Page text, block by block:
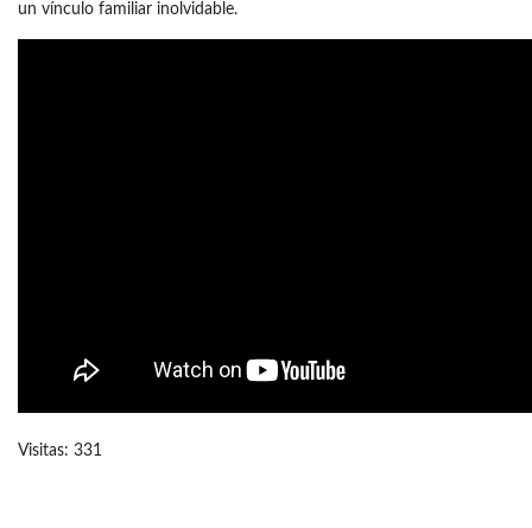
un vínculo familiar inolvidable.
Visitas: 331